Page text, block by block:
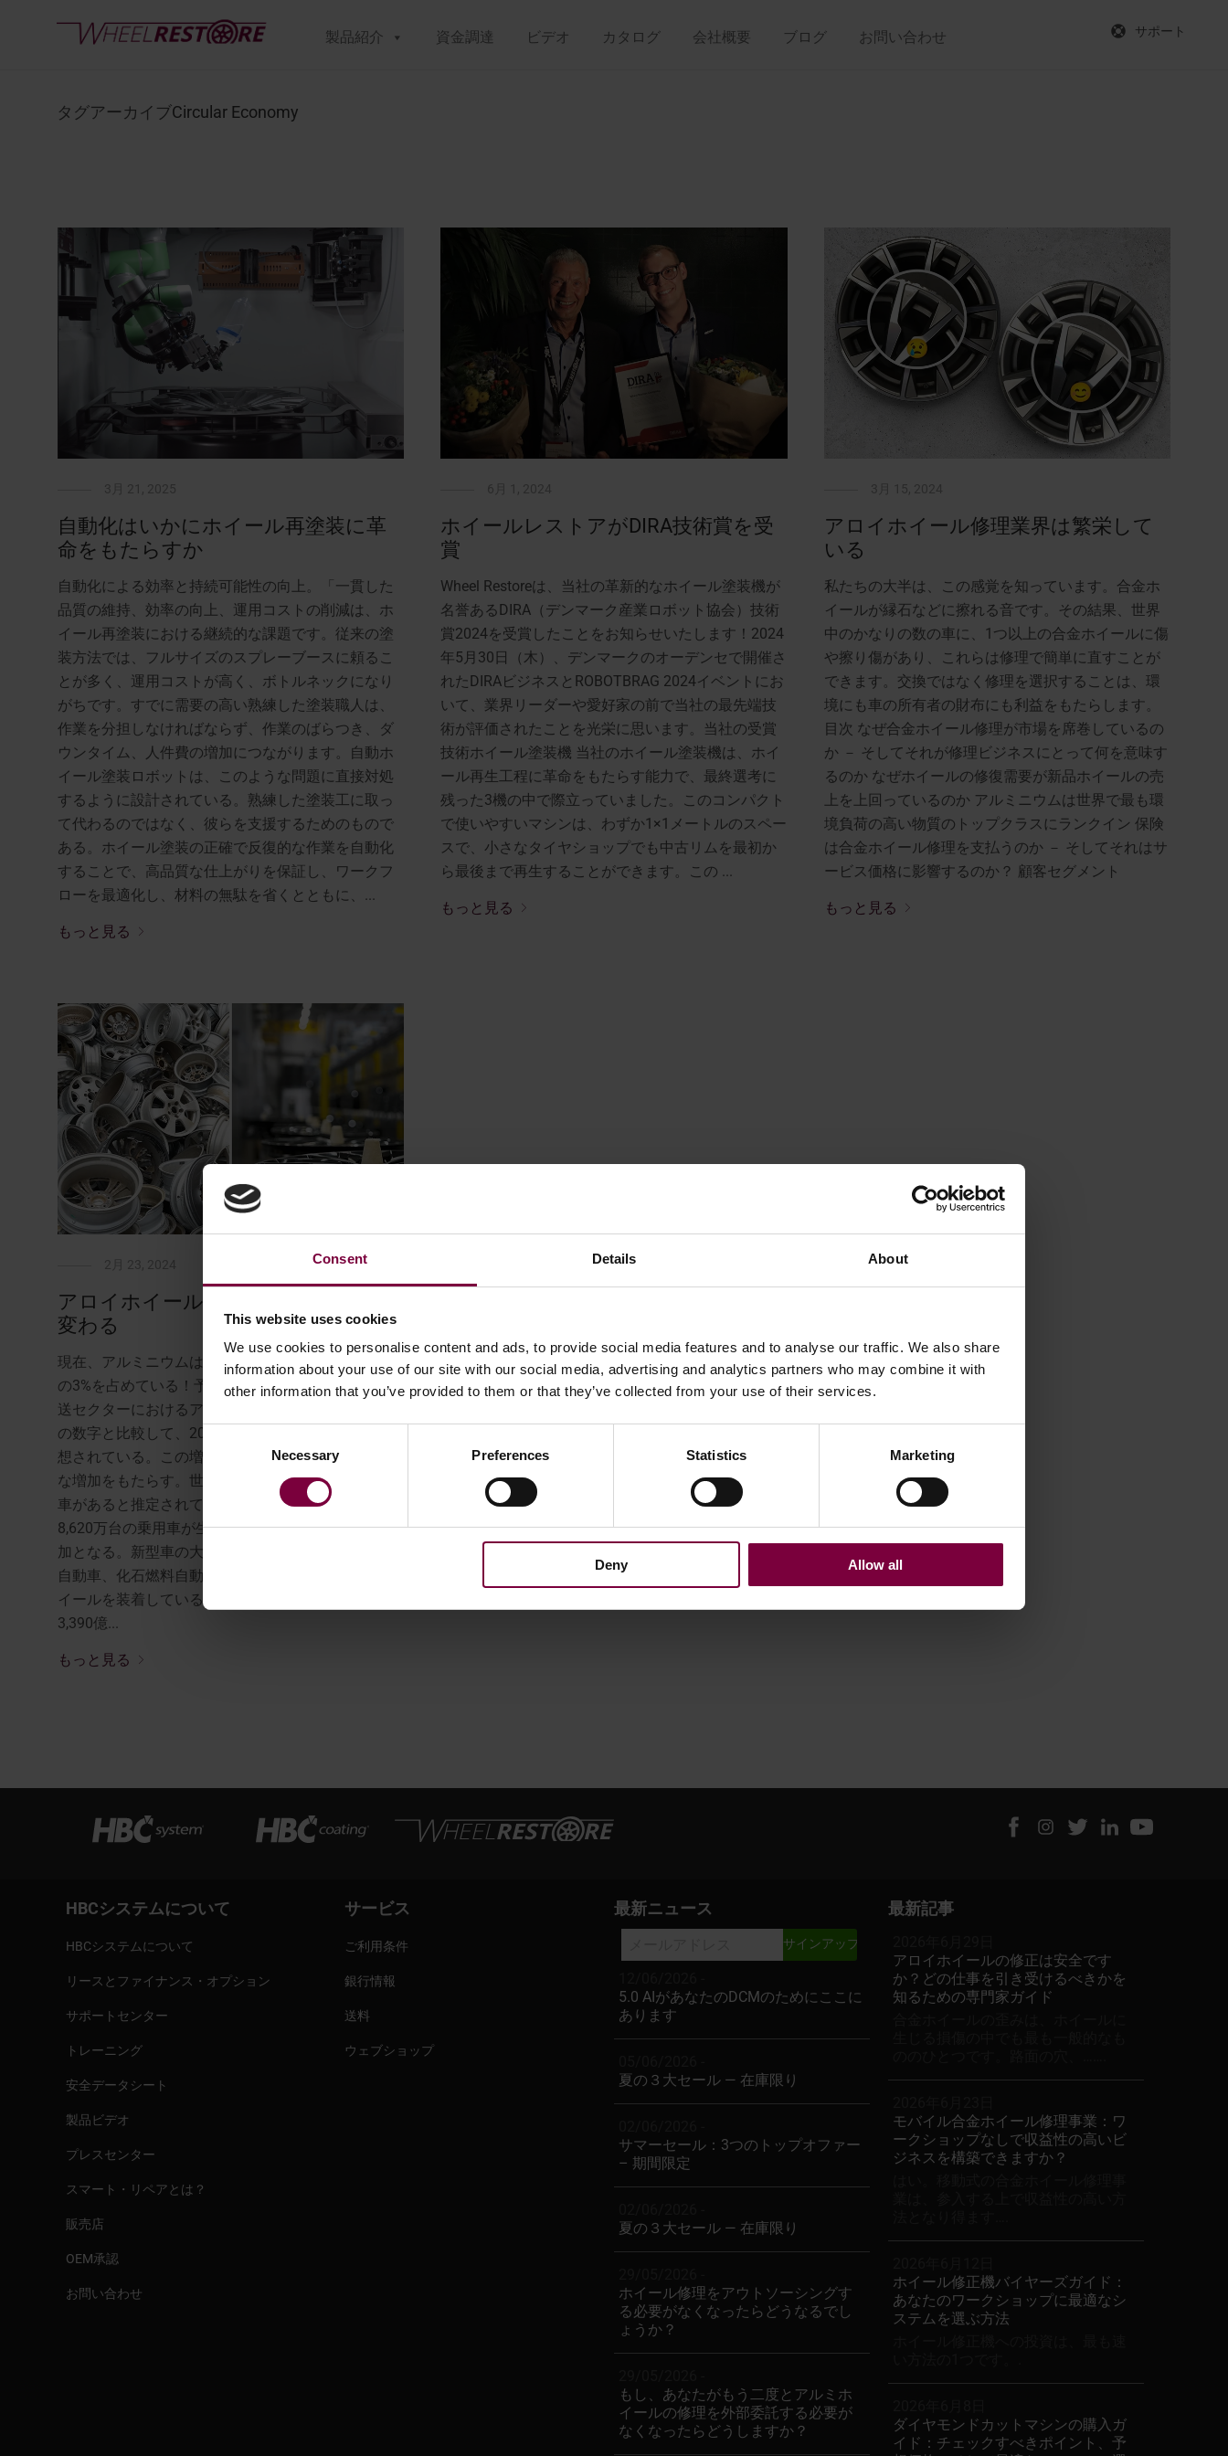
Consent Details About
This website uses cookies
We use cookies to personalise content and ads, to provide social media features and to analyse our traffic. We also share
information about your use of our site with our social media, advertising and analytics partners who may combine it with
other information that you’ve provided to them or that they’ve collected from your use of their services.
Consent
Selection
Necessary Preferences Statistics Marketing
Deny Allow all
製品紹介 資金調達 ビデオ カタログ 会社概要 ブログ お問い合わせ サポート
タグアーカイブCircular Economy
自動化はいかにホイール再塗装に革
命をもたらすか
自動化による効率と持続可能性の向上。「一貫した
品質の維持、効率の向上、運用コストの削減は、ホ
イール再塗装における継続的な課題です。従来の塗
装方法では、フルサイズのスプレーブースに頼るこ
とが多く、運用コストが高く、ボトルネックになり
がちです。すでに需要の高い熟練した塗装職人は、
作業を分担しなければならず、作業のばらつき、ダ
ウンタイム、人件費の増加につながります。自動ホ
イール塗装ロボットは、このような問題に直接対処
するように設計されている。熟練した塗装工に取っ
て代わるのではなく、彼らを支援するためのもので
ある。ホイール塗装の正確で反復的な作業を自動化
することで、高品質な仕上がりを保証し、ワークフ
ローを最適化し、材料の無駄を省くとともに、...
もっと見る
ホイールレストアがDIRA技術賞を受
賞
Wheel Restoreは、当社の革新的なホイール塗装機が
名誉あるDIRA（デンマーク産業ロボット協会）技術
賞2024を受賞したことをお知らせいたします！2024
年5月30日（木）、デンマークのオーデンセで開催さ
れたDIRAビジネスとROBOTBRAG 2024イベントにお
いて、業界リーダーや愛好家の前で当社の最先端技
術が評価されたことを光栄に思います。当社の受賞
技術ホイール塗装機 当社のホイール塗装機は、ホイ
ール再生工程に革命をもたらす能力で、最終選考に
残った3機の中で際立っていました。このコンパクト
で使いやすいマシンは、わずか1×1メートルのスペー
スで、小さなタイヤショップでも中古リムを最初か
ら最後まで再生することができます。この ...
もっと見る
アロイホイール修理業界は繁栄して
いる
私たちの大半は、この感覚を知っています。合金ホ
イールが縁石などに擦れる音です。その結果、世界
中のかなりの数の車に、1つ以上の合金ホイールに傷
や擦り傷があり、これらは修理で簡単に直すことが
できます。交換ではなく修理を選択することは、環
境にも車の所有者の財布にも利益をもたらします。
目次 なぜ合金ホイール修理が市場を席巻しているの
か － そしてそれが修理ビジネスにとって何を意味す
るのか なぜホイールの修復需要が新品ホイールの売
上を上回っているのか アルミニウムは世界で最も環
境負荷の高い物質のトップクラスにランクイン 保険
は合金ホイール修理を支払うのか － そしてそれはサ
ービス価格に影響するのか？ 顧客セグメント
もっと見る
アロイホイール修理のたびにCO2が
変わる
現在、アルミニウムは世界の工業用直接CO2排出量
の3%を占めている！予測によると、ヨーロッパの輸
送セクターにおけるアルミニウム消費量は、2017年
の数字と比較して、2050年までに55%増加すると予
想されている。この増加は当然、CO2排出量の大幅
な増加をもたらす。世界には約14億7,000万台の乗用
車があると推定されている。2023年には、世界で
8,620万台の乗用車が生産され、2022年比で5%の増
加となる。新型車の大半は、ハイブリッド車、電気
自動車、化石燃料自動車を問わず、4本の新型合金ホ
イールを装着している。合金ホイールの世界市場は
3,390億...
もっと見る
HBCシステムについて
HBCシステムについて
リースとファイナンス・オプション
サポートセンター
トレーニング
安全データシート
製品ビデオ
プレスセンター
スマート・リペアとは？
販売店
OEM承認
お問い合わせ
サービス
ご利用条件
銀行情報
送料
ウェブショップ
最新ニュース
5.0 AIがあなたのDCMのためにここに
あります
夏の３大セール — 在庫限り
サマーセール：3つのトップオファー
– 期間限定
夏の３大セール — 在庫限り
ホイール修理をアウトソーシングす
る必要がなくなったらどうなるでし
ょうか？
もし、あなたがもう二度とアルミホ
イールの修理を外部委託する必要が
なくなったらどうしますか？
最新記事
アロイホイールの修正は安全です
か？どの仕事を引き受けるべきかを
知るための専門家ガイド
モバイル合金ホイール修理事業：ワ
ークショップなしで収益性の高いビ
ジネスを構築できますか？
ホイール修正機バイヤーズガイド：
あなたのワークショップに最適なシ
ステムを選ぶ方法
ダイヤモンドカットマシンの購入ガ
イド：チェックすべきポイント、予